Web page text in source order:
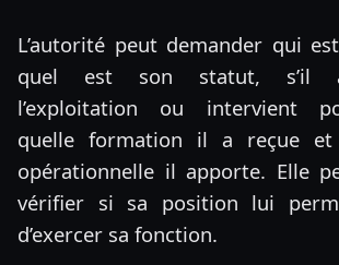
L’autorité peut demander qui est
quel est son statut, s’il
l’exploitation ou intervient
quelle formation il a reçue
opérationnelle il apporte. Elle
vérifier si sa position lui
d’exercer sa fonction.